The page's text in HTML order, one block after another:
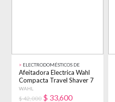
> ELECTRODOMÉSTICOS DE
BELLEZA
Afeitadora Electrica Wahl
Compacta Travel Shaver 7
Piezas Negro
WAHL
$ 42,000 $ 33,600